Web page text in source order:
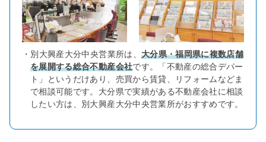
・別大興産大分中央営業所は、 大分県・福岡県に複数店舗
を展開する総合不動産会社です。「不動産の総合デパー
ト」というだけあり、売買から賃貸、リフォームなどま
で相談可能です。大分県で実績がある不動産会社に相談
したい方は、別大興産大分中央営業所がおすすめです。